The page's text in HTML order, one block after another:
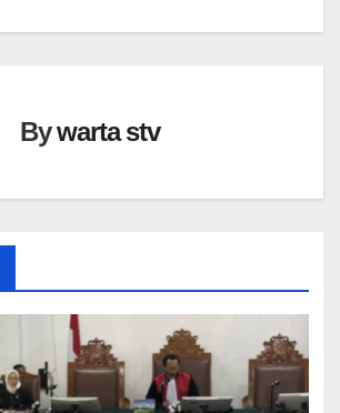
Bywarta stv